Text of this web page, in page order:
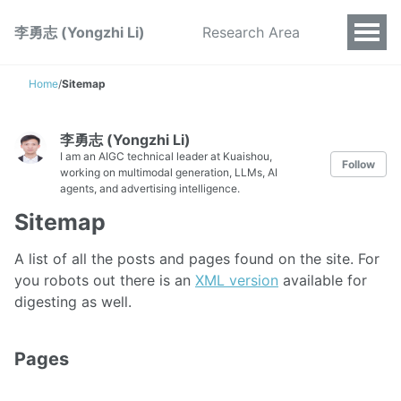
李勇志 (Yongzhi Li) Research Area
Home/Sitemap
李勇志 (Yongzhi Li)
I am an AIGC technical leader at Kuaishou,
working on multimodal generation, LLMs, AI
agents, and advertising intelligence.
Follow
Sitemap
A list of all the posts and pages found on the site. For
you robots out there is an XML version available for
digesting as well.
Pages